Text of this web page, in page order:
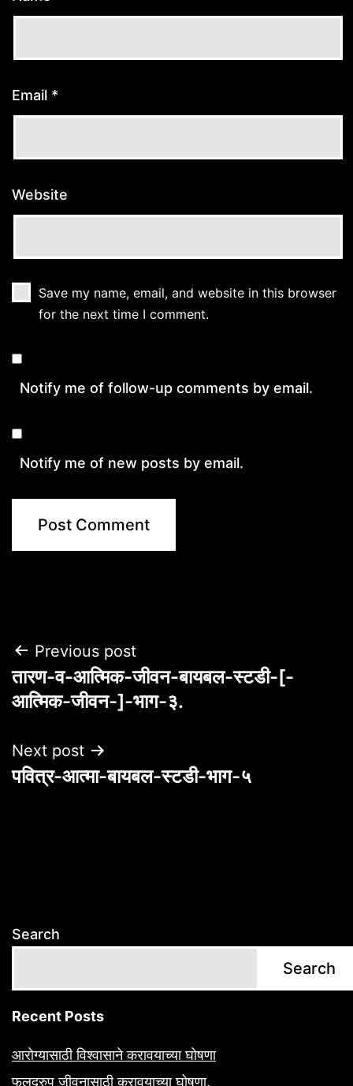
Email *
Website
Save my name, email, and website in this browser
for the next time I comment.
Notify me of follow-up comments by email.
Notify me of new posts by email.
Post
navigation
Previous post
तारण-व-आत्मिक-जीवन-बायबल-स्टडी-[-
आत्मिक-जीवन-]-भाग-३.
Next post
पवित्र-आत्मा-बायबल-स्टडी-भाग-५
Search
Search
Recent Posts
आरोग्यासाठी विश्वासाने करावयाच्या घोषणा
फलद्रुप जीवनासाठी करावयाच्या घोषणा.